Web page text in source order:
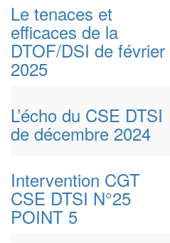
Le tenaces et
efficaces de la
DTOF/DSI de février
2025
L’écho du CSE DTSI
de décembre 2024
Intervention CGT
CSE DTSI N°25
POINT 5